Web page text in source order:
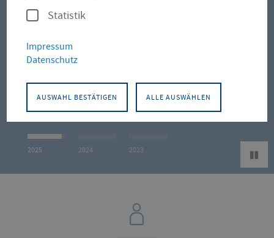
Ein Tag voller Begegnungen und studentischer
Impulse.
RÜCKBLICK ANSEHEN
2025 2024 2023
Statistik
Impressum
Datenschutz
AUSWAHL BESTÄTIGEN ALLE AUSWÄHLEN